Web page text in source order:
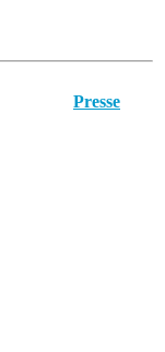
Presse